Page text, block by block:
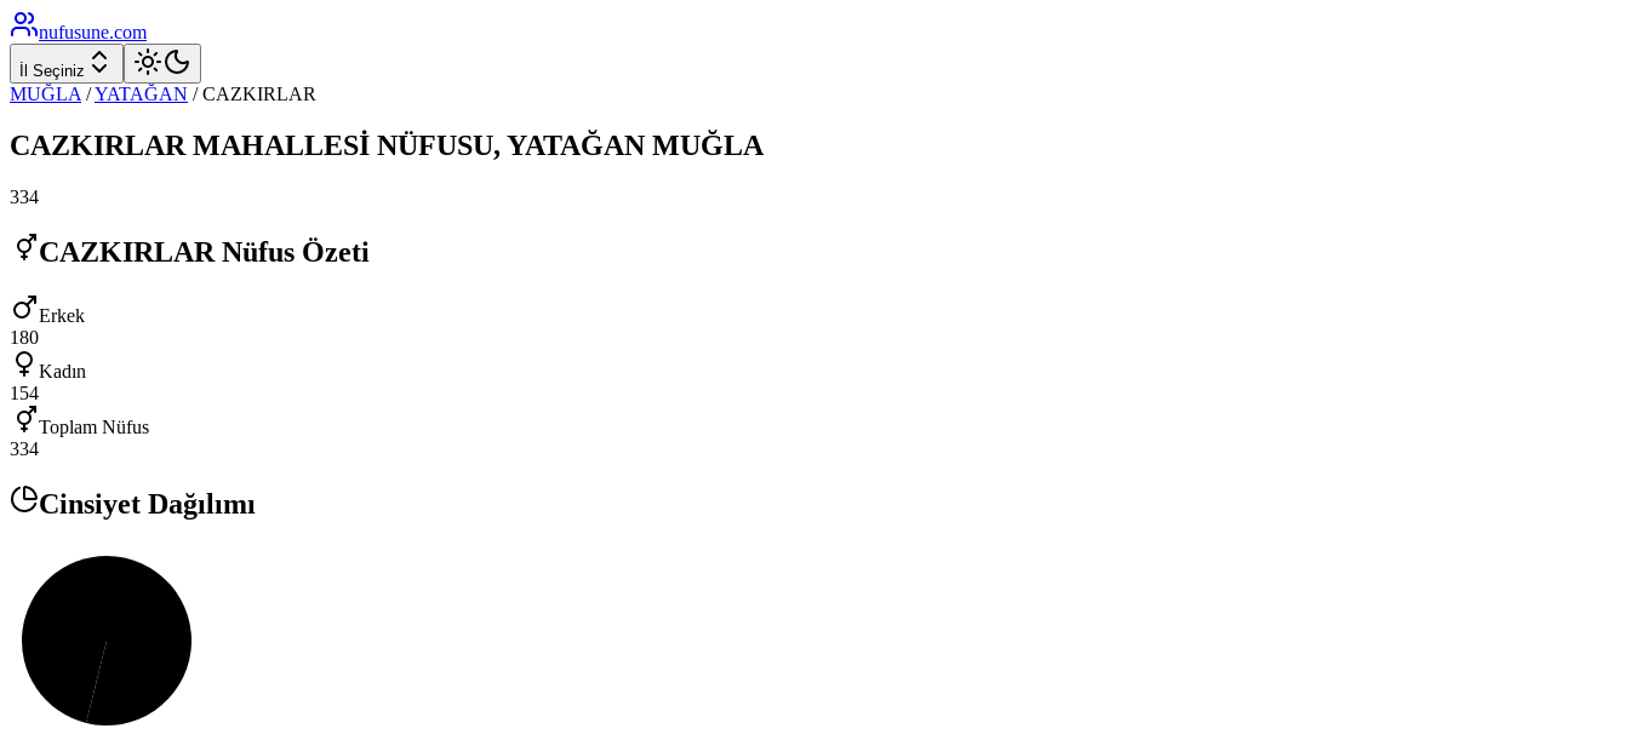
nufusune.com
İl Seçiniz
MUĞLA /YATAĞAN /CAZKIRLAR
CAZKIRLAR MAHALLESİ NÜFUSU, YATAĞAN MUĞLA
334
CAZKIRLAR Nüfus Özeti
Erkek
180
Kadın
154
Toplam Nüfus
334
Cinsiyet Dağılımı